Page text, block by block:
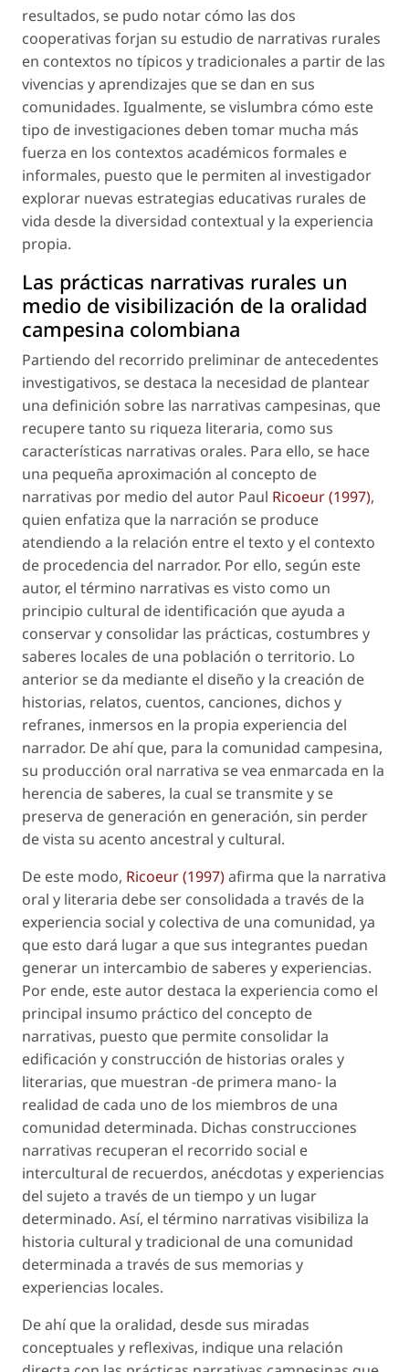
resultados, se pudo notar cómo las dos
cooperativas forjan su estudio de narrativas rurales
en contextos no típicos y tradicionales a partir de las
vivencias y aprendizajes que se dan en sus
comunidades. Igualmente, se vislumbra cómo este
tipo de investigaciones deben tomar mucha más
fuerza en los contextos académicos formales e
informales, puesto que le permiten al investigador
explorar nuevas estrategias educativas rurales de
vida desde la diversidad contextual y la experiencia
propia.
Las prácticas narrativas rurales un
medio de visibilización de la oralidad
campesina colombiana
Partiendo del recorrido preliminar de antecedentes
investigativos, se destaca la necesidad de plantear
una definición sobre las narrativas campesinas, que
recupere tanto su riqueza literaria, como sus
características narrativas orales. Para ello, se hace
una pequeña aproximación al concepto de
narrativas por medio del autor Paul Ricoeur (1997),
quien enfatiza que la narración se produce
atendiendo a la relación entre el texto y el contexto
de procedencia del narrador. Por ello, según este
autor, el término narrativas es visto como un
principio cultural de identificación que ayuda a
conservar y consolidar las prácticas, costumbres y
saberes locales de una población o territorio. Lo
anterior se da mediante el diseño y la creación de
historias, relatos, cuentos, canciones, dichos y
refranes, inmersos en la propia experiencia del
narrador. De ahí que, para la comunidad campesina,
su producción oral narrativa se vea enmarcada en la
herencia de saberes, la cual se transmite y se
preserva de generación en generación, sin perder
de vista su acento ancestral y cultural.
De este modo, Ricoeur (1997)afirma que la narrativa
oral y literaria debe ser consolidada a través de la
experiencia social y colectiva de una comunidad, ya
que esto dará lugar a que sus integrantes puedan
generar un intercambio de saberes y experiencias.
Por ende, este autor destaca la experiencia como el
principal insumo práctico del concepto de
narrativas, puesto que permite consolidar la
edificación y construcción de historias orales y
literarias, que muestran -de primera mano- la
realidad de cada uno de los miembros de una
comunidad determinada. Dichas construcciones
narrativas recuperan el recorrido social e
intercultural de recuerdos, anécdotas y experiencias
del sujeto a través de un tiempo y un lugar
determinado. Así, el término narrativas visibiliza la
historia cultural y tradicional de una comunidad
determinada a través de sus memorias y
experiencias locales.
De ahí que la oralidad, desde sus miradas
conceptuales y reflexivas, indique una relación